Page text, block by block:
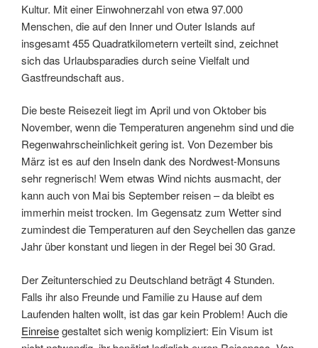
Kultur. Mit einer Einwohnerzahl von etwa 97.000
Menschen, die auf den Inner und Outer Islands auf
insgesamt 455 Quadratkilometern verteilt sind, zeichnet
sich das Urlaubsparadies durch seine Vielfalt und
Gastfreundschaft aus.
Die beste Reisezeit liegt im April und von Oktober bis
November, wenn die Temperaturen angenehm sind und die
Regenwahrscheinlichkeit gering ist. Von Dezember bis
März ist es auf den Inseln dank des Nordwest-Monsuns
sehr regnerisch! Wem etwas Wind nichts ausmacht, der
kann auch von Mai bis September reisen – da bleibt es
immerhin meist trocken. Im Gegensatz zum Wetter sind
zumindest die Temperaturen auf den Seychellen das ganze
Jahr über konstant und liegen in der Regel bei 30 Grad.
Der Zeitunterschied zu Deutschland beträgt 4 Stunden.
Falls ihr also Freunde und Familie zu Hause auf dem
Laufenden halten wollt, ist das gar kein Problem! Auch die
Einreisegestaltet sich wenig kompliziert: Ein Visum ist